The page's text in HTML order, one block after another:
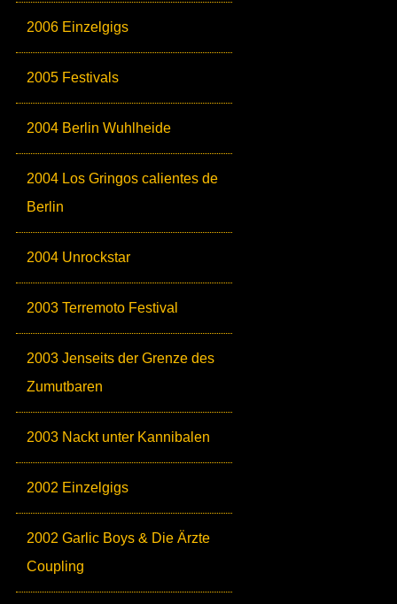
2006 Einzelgigs
2005 Festivals
2004 Berlin Wuhlheide
2004 Los Gringos calientes de
Berlin
2004 Unrockstar
2003 Terremoto Festival
2003 Jenseits der Grenze des
Zumutbaren
2003 Nackt unter Kannibalen
2002 Einzelgigs
2002 Garlic Boys & Die Ärzte
Coupling